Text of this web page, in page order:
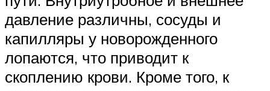
давление различны, сосуды и
капилляры у новорожденного
лопаются, что приводит к
скоплению крови. Кроме того, к